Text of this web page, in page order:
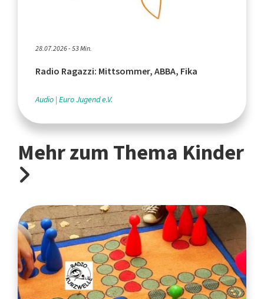
28.07.2026 - 53 Min.
Radio Ragazzi: Mittsommer, ABBA, Fika
Audio Euro Jugend e.V.
Mehr zum Thema Kinder